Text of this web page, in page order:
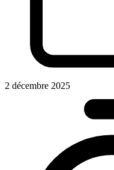
2 décembre 2025